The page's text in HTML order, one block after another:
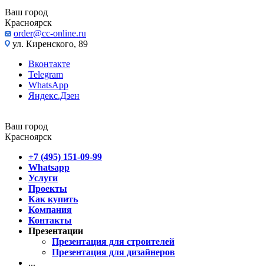
Ваш город
Красноярск
order@cc-online.ru
ул. Киренского, 89
Вконтакте
Telegram
WhatsApp
Яндекс.Дзен
Ваш город
Красноярск
+7 (495) 151-09-99
Whatsapp
Услуги
Проекты
Как купить
Компания
Контакты
Презентации
Презентация для строителей
Презентация для дизайнеров
...